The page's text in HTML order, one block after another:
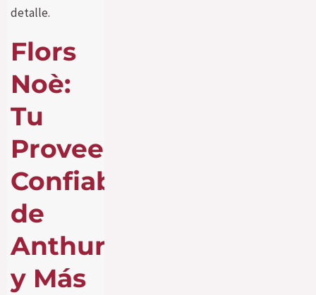
detalle.
Flors
Noè:
Tu
Proveedor
Confiable
de
Anthurium
y Más